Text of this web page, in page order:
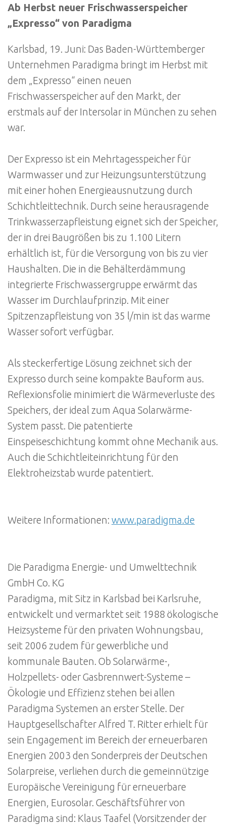
Ab Herbst neuer Frischwasserspeicher
„Expresso“ von Paradigma
Karlsbad, 19. Juni: Das Baden-Württemberger
Unternehmen Paradigma bringt im Herbst mit
dem „Expresso“ einen neuen
Frischwasserspeicher auf den Markt, der
erstmals auf der Intersolar in München zu sehen
war.
Der Expresso ist ein Mehrtagesspeicher für
Warmwasser und zur Heizungsunterstützung
mit einer hohen Energieausnutzung durch
Schichtleittechnik. Durch seine herausragende
Trinkwasserzapfleistung eignet sich der Speicher,
der in drei Baugrößen bis zu 1.100 Litern
erhältlich ist, für die Versorgung von bis zu vier
Haushalten. Die in die Behälterdämmung
integrierte Frischwassergruppe erwärmt das
Wasser im Durchlaufprinzip. Mit einer
Spitzenzapfleistung von 35 l/min ist das warme
Wasser sofort verfügbar.
Als steckerfertige Lösung zeichnet sich der
Expresso durch seine kompakte Bauform aus.
Reflexionsfolie minimiert die Wärmeverluste des
Speichers, der ideal zum Aqua Solarwärme-
System passt. Die patentierte
Einspeiseschichtung kommt ohne Mechanik aus.
Auch die Schichtleiteinrichtung für den
Elektroheizstab wurde patentiert.
Weitere Informationen: www.paradigma.de
Die Paradigma Energie- und Umwelttechnik
GmbH Co. KG
Paradigma, mit Sitz in Karlsbad bei Karlsruhe,
entwickelt und vermarktet seit 1988 ökologische
Heizsysteme für den privaten Wohnungsbau,
seit 2006 zudem für gewerbliche und
kommunale Bauten. Ob Solarwärme-,
Holzpellets- oder Gasbrennwert-Systeme –
Ökologie und Effizienz stehen bei allen
Paradigma Systemen an erster Stelle. Der
Hauptgesellschafter Alfred T. Ritter erhielt für
sein Engagement im Bereich der erneuerbaren
Energien 2003 den Sonderpreis der Deutschen
Solarpreise, verliehen durch die gemeinnützige
Europäische Vereinigung für erneuerbare
Energien, Eurosolar. Geschäftsführer von
Paradigma sind: Klaus Taafel (Vorsitzender der